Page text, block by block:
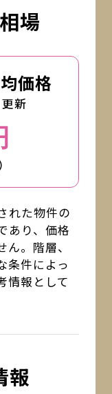
場
価格
新
れた物件の
あり、価格
。階層、
条件によっ
情報として
報